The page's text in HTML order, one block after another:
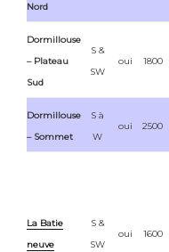
Nord
Dormillouse
– Plateau
Sud
S &
SW
oui 1800
Dormillouse
– Sommet
S à
W
oui 2500
La Batie
neuve
S &
SW
oui 1600